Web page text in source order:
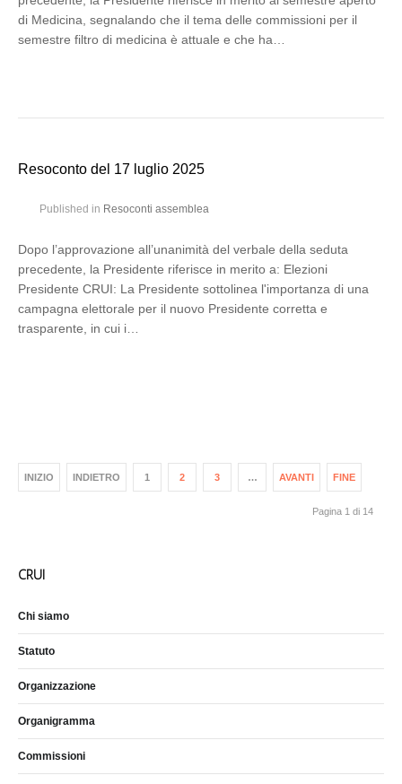
di Medicina, segnalando che il tema delle commissioni per il
semestre filtro di medicina è attuale e che ha…
Resoconto del 17 luglio 2025
Published in Resoconti assemblea
Dopo l’approvazione all’unanimità del verbale della seduta
precedente, la Presidente riferisce in merito a: Elezioni
Presidente CRUI: La Presidente sottolinea l'importanza di una
campagna elettorale per il nuovo Presidente corretta e
trasparente, in cui i…
INIZIO INDIETRO 1 2 3 … AVANTI FINE
Pagina 1 di 14
CRUI
Chi siamo
Statuto
Organizzazione
Organigramma
Commissioni